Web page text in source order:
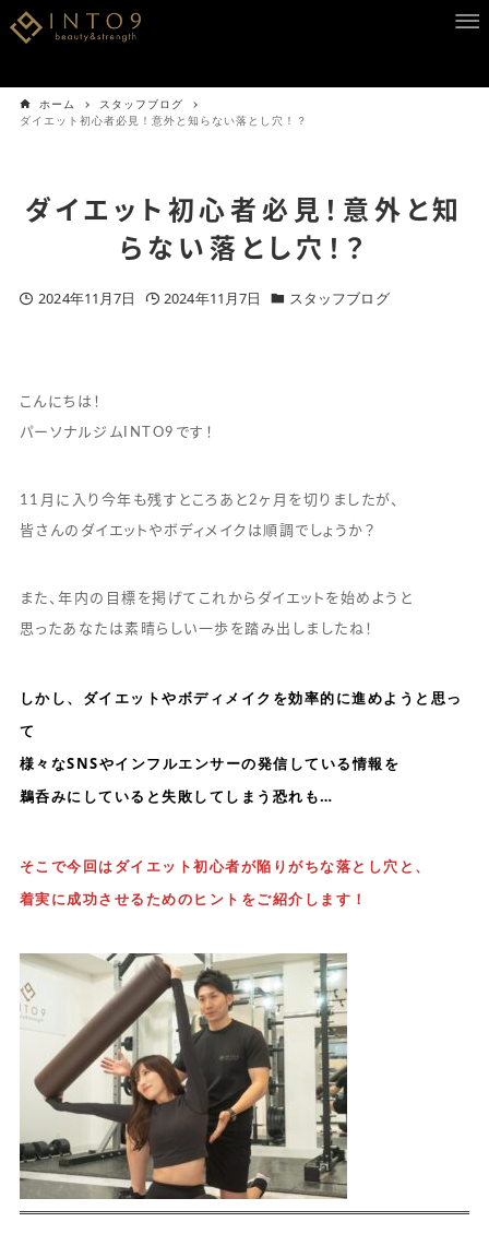
ホーム
スタッフブログ
ダイエット初心者必見！意外と知らない落とし穴！？
ダイエット初心者必見！意外と知
らない落とし穴！？
2024年11月7日 2024年11月7日 スタッフブログ
こんにちは！
パーソナルジムINTO9です！
11月に入り今年も残すところあと2ヶ月を切りましたが、
皆さんのダイエットやボディメイクは順調でしょうか？
また、年内の目標を掲げてこれからダイエットを始めようと
思ったあなたは素晴らしい一歩を踏み出しましたね！
しかし、ダイエットやボディメイクを効率的に進めようと思っ
て
様々なSNSやインフルエンサーの発信している情報を
鵜呑みにしていると失敗してしまう恐れも…
そこで今回はダイエット初心者が陥りがちな落とし穴と、
着実に成功させるためのヒントをご紹介します！